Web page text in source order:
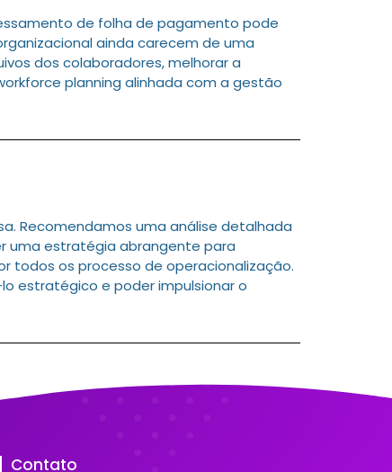
de folha de pagamento pode
ainda carecem de uma
dos colaboradores, melhorar a
planning alinhada com a gestão
Recomendamos uma análise detalhada
uma estratégia abrangente para
todos os processo de operacionalização.
estratégico e poder impulsionar o
Contato